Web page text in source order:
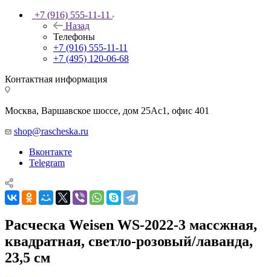
+7 (916) 555-11-11
Назад
Телефоны
+7 (916) 555-11-11
+7 (495) 120-06-68
Контактная информация
Москва, Варшавское шоссе, дом 25Аc1, офис 401
shop@rascheska.ru
Вконтакте
Telegram
Расческа Weisen WS-2022-3 массжная,
квадратная, светло-розовый/лаванда,
23,5 см